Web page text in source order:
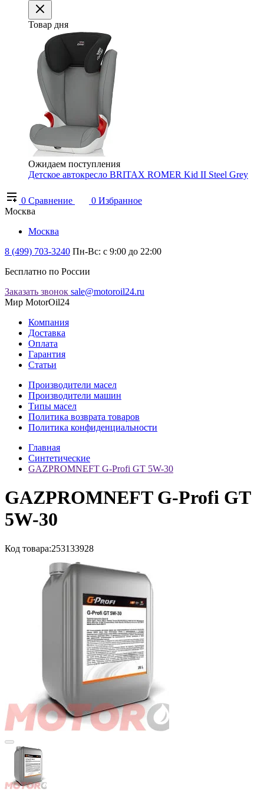
Товар дня
Ожидаем поступления
Детское автокресло BRITAX ROMER Kid II Steel Grey
0 Сравнение 0 Избранное
Москва
Москва
8 (499) 703-3240 Пн-Вс: с 9:00 до 22:00
Бесплатно по России
Заказать звонок sale@motoroil24.ru
Мир MotorOil24
Компания
Доставка
Оплата
Гарантия
Статьи
Производители масел
Производители машин
Типы масел
Политика возврата товаров
Политика конфиденциальности
Главная
Синтетические
GAZPROMNEFT G-Profi GT 5W-30
GAZPROMNEFT G-Profi GT
5W-30
Код товара:253133928